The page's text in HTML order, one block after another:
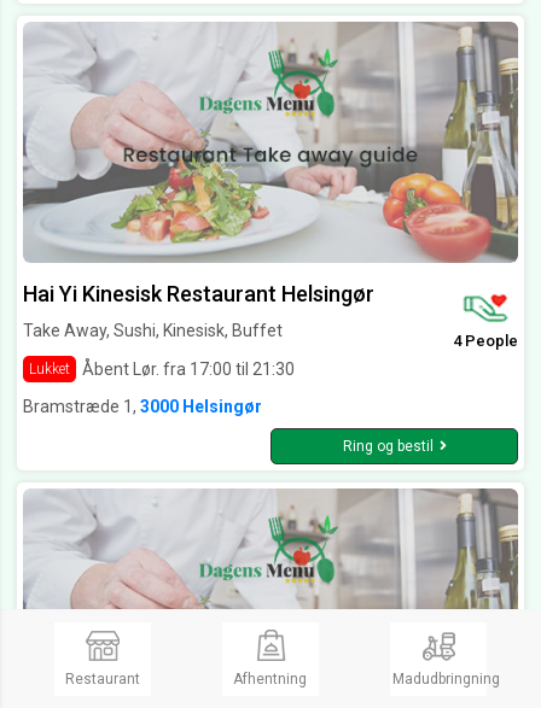
Hai Yi Kinesisk Restaurant Helsingør
Take Away, Sushi, Kinesisk, Buffet
Lukket Åbent Lør. fra 17:00 til 21:30
4 People
Bramstræde 1, 3000 Helsingør
Ring og bestil
Restaurant Afhentning Madudbringning